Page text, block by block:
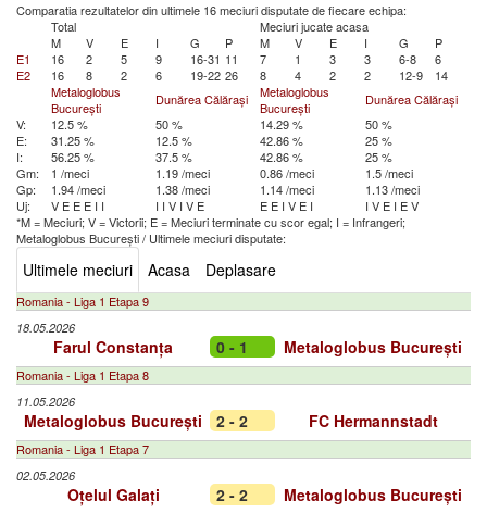
Comparatia rezultatelor din ultimele 16 meciuri disputate de fiecare echipa:
Total
Meciuri jucate acasa
M
V E I G P M V E I G
P
E1
16 2 5 9 16-31 11 7 1 3 3 6-8
6
E2
16 8 2 6 19-22 26 8 4 2 2 12-9
14
Metaloglobus
București
Dunărea Călărași
Metaloglobus
București
Dunărea Călărași
V:
12.5 % 50 % 14.29 %
50 %
E:
31.25 % 12.5 % 42.86 %
25 %
I:
56.25 % 37.5 % 42.86 %
25 %
Gm:
1 /meci 1.19 /meci 0.86 /meci
1.5 /meci
Gp:
1.94 /meci 1.38 /meci 1.14 /meci
1.13 /meci
Uj:
V E E E I I I I V I V E E E I V E I I V E I EV
*M = Meciuri; V = Victorii; E = Meciuri terminate cu scor egal; I = Infrangeri;
Metaloglobus București/ Ultimele meciuri disputate:
Ultimele meciuri Acasa Deplasare
Romania - Liga 1 Etapa 9
18.05.2026
Farul Constanța 0 - 1 Metaloglobus București
Romania - Liga 1 Etapa 8
11.05.2026
Metaloglobus București 2 - 2 FC Hermannstadt
Romania - Liga 1 Etapa 7
02.05.2026
Oțelul Galați 2 - 2 Metaloglobus București